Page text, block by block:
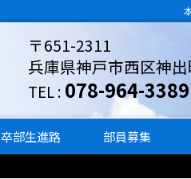
〒651-2311
兵庫県神戸市西区神
TEL : 078-964-3389
卒部生進路 部員募集